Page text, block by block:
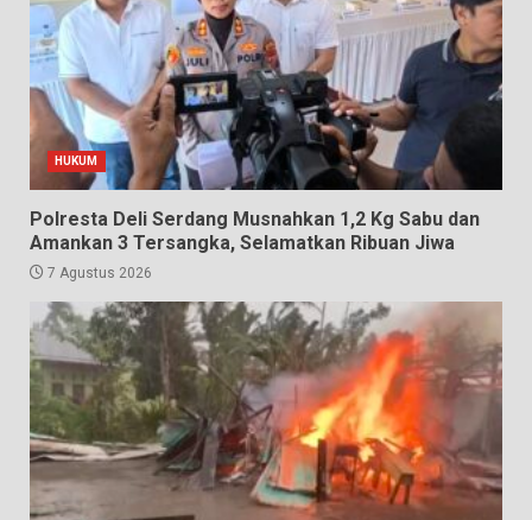
HUKUM
Polresta Deli Serdang Musnahkan 1,2 Kg Sabu dan
Amankan 3 Tersangka, Selamatkan Ribuan Jiwa
7 Agustus 2026